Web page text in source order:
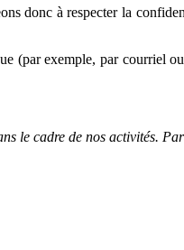
donc à respecter la
(par exemple, par courriel
le cadre de nos activités.